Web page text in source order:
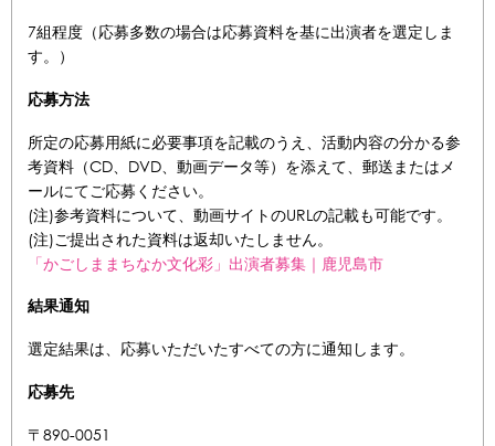
7組程度（応募多数の場合は応募資料を基に出演者を選定しま
す。）
応募方法
所定の応募用紙に必要事項を記載のうえ、活動内容の分かる参
考資料（CD、DVD、動画データ等）を添えて、郵送またはメ
ールにてご応募ください。
(注)参考資料について、動画サイトのURLの記載も可能です。
(注)ご提出された資料は返却いたしません。
「かごしままちなか文化彩」出演者募集｜鹿児島市
結果通知
選定結果は、応募いただいたすべての方に通知します。
応募先
〒890-0051